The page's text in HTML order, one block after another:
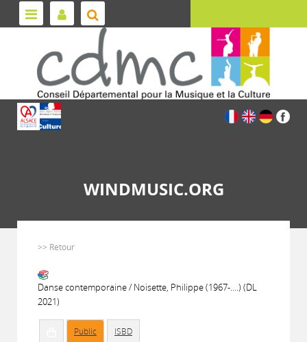
WINDMUSIC.ORG
>> Retour
Danse contemporaine / Noisette, Philippe (1967-....) (DL
2021)
Public ISBD